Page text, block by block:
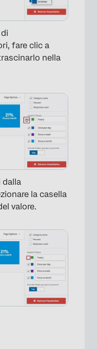
×
×
fare clic a
nella
dalla
la casella
valore.